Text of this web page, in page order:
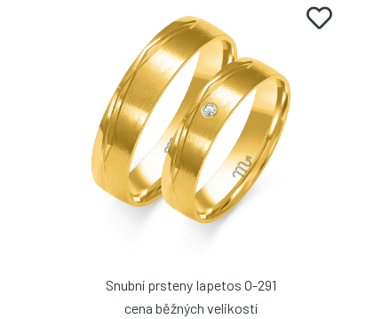
Snubní prsteny Iapetos O-291
cena běžných velikostí